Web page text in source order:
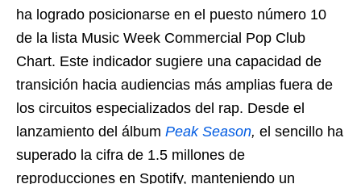
ha logrado posicionarse en el puesto número 10
de la lista Music Week Commercial Pop Club
Chart. Este indicador sugiere una capacidad de
transición hacia audiencias más amplias fuera de
los circuitos especializados del rap. Desde el
lanzamiento del álbum Peak Season, el sencillo ha
superado la cifra de 1.5 millones de
reproducciones en Spotify, manteniendo un